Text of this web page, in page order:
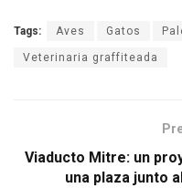
Tags: Aves Gatos
Veterinaria graffiteada
Viaducto Mitre: un
una plaza junto